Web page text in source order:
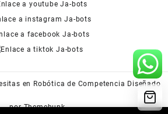
en Robótica de Competencia Diseñado
por Themehunk